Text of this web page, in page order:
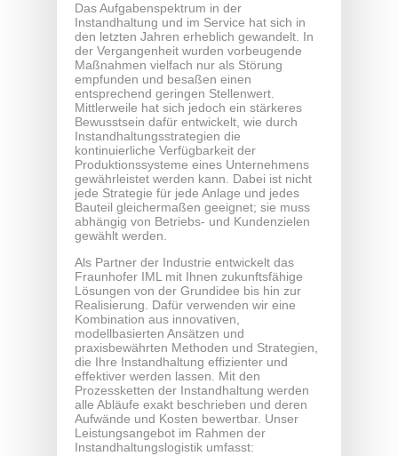
Das Aufgabenspektrum in der
Instandhaltung und im Service hat sich in
den letzten Jahren erheblich gewandelt. In
der Vergangenheit wurden vorbeugende
Maßnahmen vielfach nur als Störung
empfunden und besaßen einen
entsprechend geringen Stellenwert.
Mittlerweile hat sich jedoch ein stärkeres
Bewusstsein dafür entwickelt, wie durch
Instandhaltungsstrategien die
kontinuierliche Verfügbarkeit der
Produktionssysteme eines Unternehmens
gewährleistet werden kann. Dabei ist nicht
jede Strategie für jede Anlage und jedes
Bauteil gleichermaßen geeignet; sie muss
abhängig von Betriebs- und Kundenzielen
gewählt werden.
Als Partner der Industrie entwickelt das
Fraunhofer IML mit Ihnen zukunftsfähige
Lösungen von der Grundidee bis hin zur
Realisierung. Dafür verwenden wir eine
Kombination aus innovativen,
modellbasierten Ansätzen und
praxisbewährten Methoden und Strategien,
die Ihre Instandhaltung effizienter und
effektiver werden lassen. Mit den
Prozessketten der Instandhaltung werden
alle Abläufe exakt beschrieben und deren
Aufwände und Kosten bewertbar. Unser
Leistungsangebot im Rahmen der
Instandhaltungslogistik umfasst: